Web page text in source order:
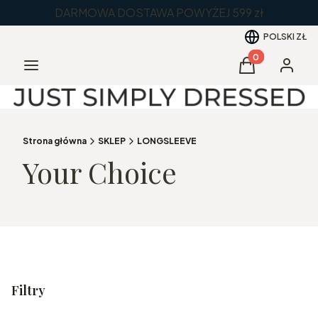
DARMOWA DOSTAWA POWYŻEJ 599 zł
POLSKI ZŁ
Menu Produkty w
Koszyk
Strona główna SKLEP LONGSLEEVE
Your Choice
Filtry